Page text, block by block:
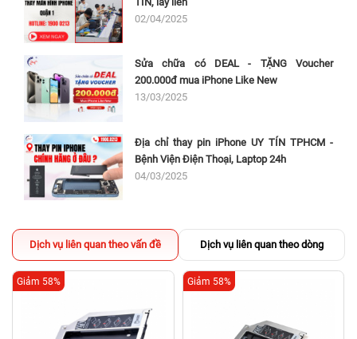
02/04/2025
Sửa chữa có DEAL - TẶNG Voucher
200.000đ mua iPhone Like New
13/03/2025
Địa chỉ thay pin iPhone UY TÍN TPHCM -
Bệnh Viện Điện Thoại, Laptop 24h
04/03/2025
Dịch vụ liên quan theo vấn đề Dịch vụ liên quan theo dòng
Giảm 58% Giảm 58%